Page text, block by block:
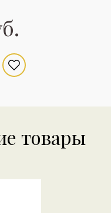
товары